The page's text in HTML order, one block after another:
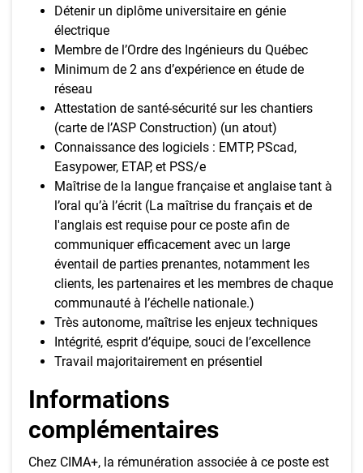
Détenir un diplôme universitaire en génie
électrique
Membre de l’Ordre des Ingénieurs du Québec
Minimum de 2 ans d’expérience en étude de
réseau
Attestation de santé-sécurité sur les chantiers
(carte de l’ASP Construction) (un atout)
Connaissance des logiciels : EMTP, PScad,
Easypower, ETAP, et PSS/e
Maîtrise de la langue française et anglaise tant à
l’oral qu’à l’écrit (La maîtrise du français et de
l'anglais est requise pour ce poste afin de
communiquer efficacement avec un large
éventail de parties prenantes, notamment les
clients, les partenaires et les membres de chaque
communauté à l’échelle nationale.)
Très autonome, maîtrise les enjeux techniques
Intégrité, esprit d’équipe, souci de l’excellence
Travail majoritairement en présentiel
Informations
complémentaires
Chez CIMA+, la rémunération associée à ce poste est